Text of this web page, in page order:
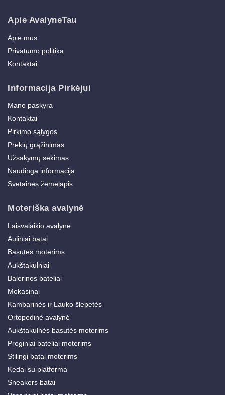
Apie AvalyneTau
Apie mus
Privatumo politika
Kontaktai
Informacija Pirkėjui
Mano paskyra
Kontaktai
Pirkimo sąlygos
Prekių grąžinimas
Užsakymų sekimas
Naudinga informacija
Svetainės žemėlapis
Moteriška avalynė
Laisvalaikio avalynė
Auliniai batai
Basutės moterims
Aukštakulniai
Balerinos bateliai
Mokasinai
Kambarinės ir Lauko šlepetės
Ortopedinė avalynė
Aukštakulnės basutės moterims
Proginiai bateliai moterims
Stilingi batai moterims
Kedai su platforma
Sneakers batai